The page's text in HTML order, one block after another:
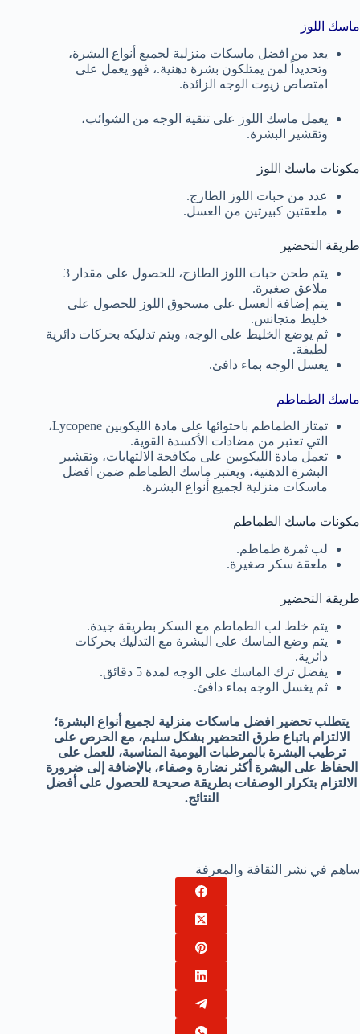
ماسك اللوز
يعد من افضل ماسكات منزلية لجميع أنواع البشرة،
وتحديداً لمن يمتلكون بشرة دهنية.، فهو يعمل على
امتصاص زيوت الوجه الزائدة.
يعمل ماسك اللوز على تنقية الوجه من الشوائب،
وتقشير البشرة.
مكونات ماسك اللوز
عدد من حبات اللوز الطازج.
ملعقتين كبيرتين من العسل.
طريقة التحضير
يتم طحن حبات اللوز الطازج، للحصول على مقدار 3
ملاعق صغيرة.
يتم إضافة العسل على مسحوق اللوز للحصول على
خليط متجانس.
ثم يوضع الخليط على الوجه، ويتم تدليكه بحركات دائرية
لطيفة.
يغسل الوجه بماء دافئ.
ماسك الطماطم
تمتاز الطماطم باحتوائها على مادة الليكوبين Lycopene،
التي تعتبر من مضادات الأكسدة القوية.
تعمل مادة الليكوبين على مكافحة الالتهابات، وتقشير
البشرة الدهنية، ويعتبر ماسك الطماطم ضمن افضل
ماسكات منزلية لجميع أنواع البشرة.
مكونات ماسك الطماطم
لب ثمرة طماطم.
ملعقة سكر صغيرة.
طريقة التحضير
يتم خلط لب الطماطم مع السكر بطريقة جيدة.
يتم وضع الماسك على البشرة مع التدليك بحركات
دائرية.
يفضل ترك الماسك على الوجه لمدة 5 دقائق.
ثم يغسل الوجه بماء دافئ.
يتطلب تحضير افضل ماسكات منزلية لجميع أنواع البشرة؛
الالتزام باتباع طرق التحضير بشكل سليم، مع الحرص على
ترطيب البشرة بالمرطبات اليومية المناسبة، للعمل على
الحفاظ على البشرة أكثر نضارة وصفاء، بالإضافة إلى ضرورة
الالتزام بتكرار الوصفات بطريقة صحيحة للحصول على أفضل
النتائج.
ساهم في نشر الثقافة والمعرفة